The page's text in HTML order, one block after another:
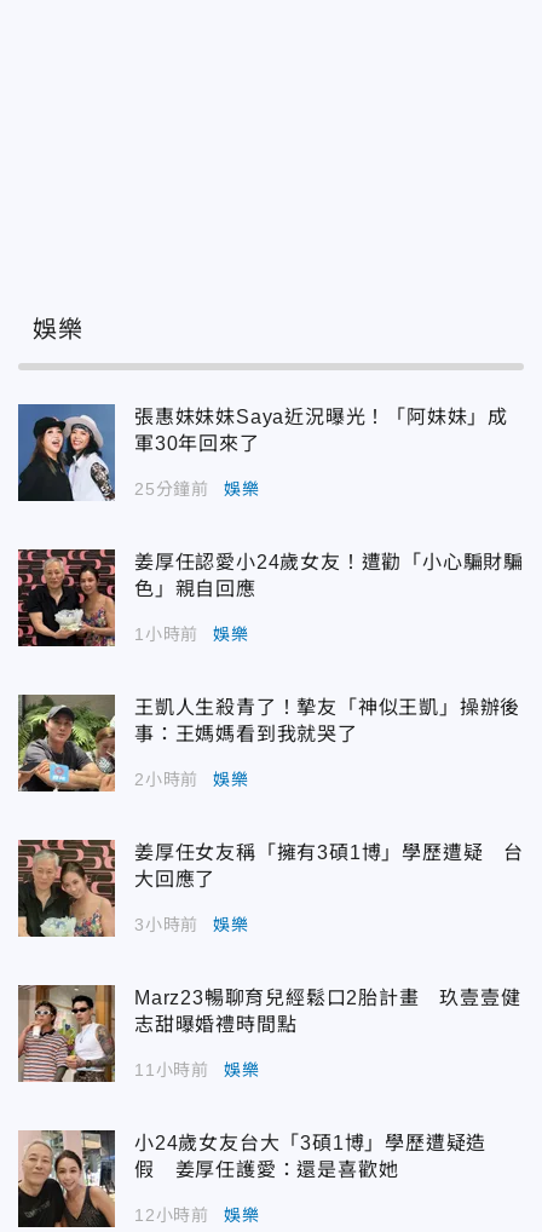
娛樂
張惠妹妹妹Saya近況曝光！「阿妹妹」成
軍30年回來了
25分鐘前 娛樂
姜厚任認愛小24歲女友！遭勸「小心騙財騙
色」親自回應
1小時前 娛樂
王凱人生殺青了！摯友「神似王凱」操辦後
事：王媽媽看到我就哭了
2小時前 娛樂
姜厚任女友稱「擁有3碩1博」學歷遭疑 台
大回應了
3小時前 娛樂
Marz23暢聊育兒經鬆口2胎計畫 玖壹壹健
志甜曝婚禮時間點
11小時前 娛樂
小24歲女友台大「3碩1博」學歷遭疑造
假 姜厚任護愛：還是喜歡她
12小時前 娛樂